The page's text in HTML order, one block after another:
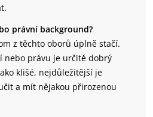
právní background?
z těchto oborů úplně stačí.
nebo právu je určitě dobrý
klišé, nejdůležitější je
a mít nějakou přirozenou